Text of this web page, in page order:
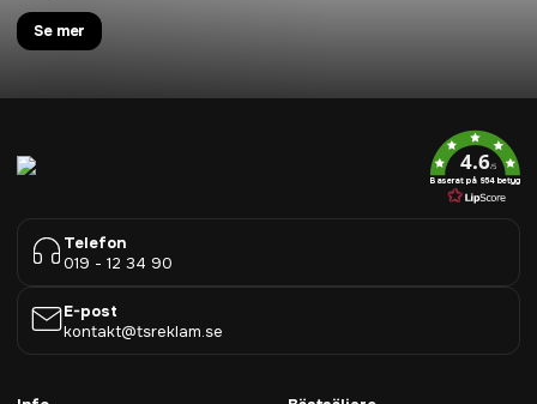
Se mer
4.6/5
Baserat på 954 betyg
Telefon
019 - 12 34 90
E-post
kontakt@tsreklam.se